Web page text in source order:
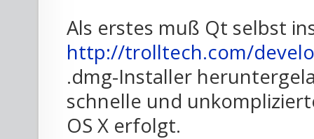
Als erstes muß Qt selbst
http://trolltech.com/
.dmg-Installer
schnelle und
OS X erfolgt.